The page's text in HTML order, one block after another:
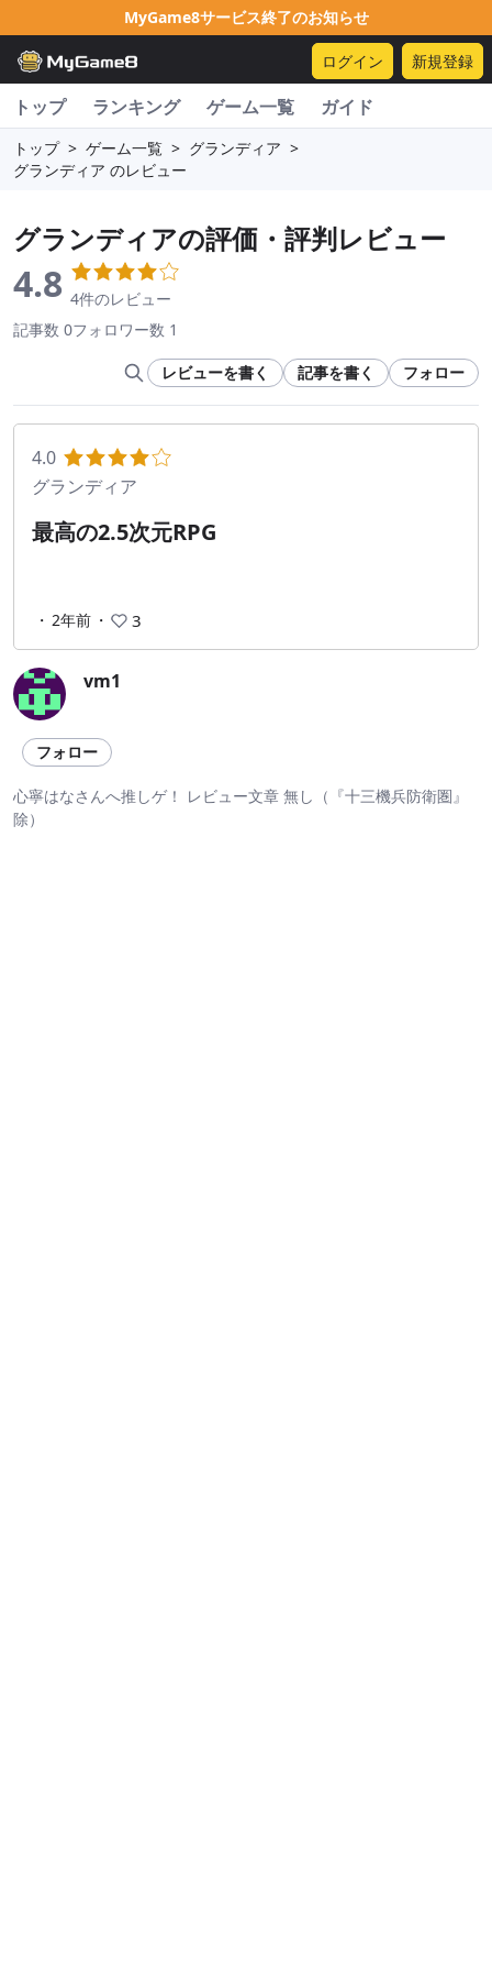
MyGame8サービス終了のお知らせ
ログイン 新規登録
トップ ランキング ゲーム一覧 ガイド
トップ > ゲーム一覧 > グランディア >
グランディア のレビュー
グランディアの評価・評判レビュー
4.8 4件のレビュー
記事数 0フォロワー数 1
レビューを書く 記事を書く フォロー
4.0
グランディア
最高の2.5次元RPG
・ 2年前 ・ 3
vm1
フォロー
心寧はなさんへ推しゲ！ レビュー文章 無し（『十三機兵防衛圏』
除）